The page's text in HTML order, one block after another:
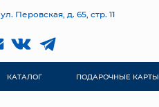
ул. Перовская, д. 65, стр. 11
КАТАЛОГ ПОДАРОЧНЫЕ КАРТЫ